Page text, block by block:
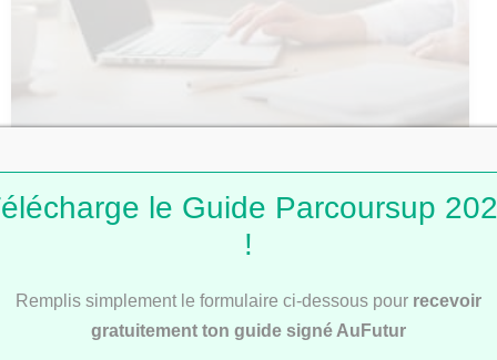
Comment faire une fiche de révision ?
le Guide Parcoursup
!
Remplis simplement le formulaire ci-dessous pour recevoir
gratuitement ton guide signé AuFutur